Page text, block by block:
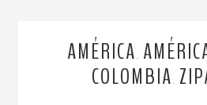
AMÉRICA
COLOMBIA